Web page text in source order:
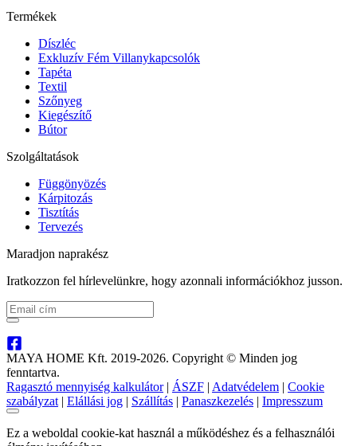
Termékek
Díszléc
Exkluzív Fém Villanykapcsolók
Tapéta
Textil
Szőnyeg
Kiegészítő
Bútor
Szolgáltatások
Függönyözés
Kárpitozás
Tisztítás
Tervezés
Maradjon naprakész
Iratkozzon fel hírlevelünkre, hogy azonnali információkhoz jusson.
MAYA HOME Kft. 2019-2026. Copyright © Minden jog
fenntartva.
Ragasztó mennyiség kalkulátor | ÁSZF | Adatvédelem | Cookie
szabályzat | Elállási jog | Szállítás | Panaszkezelés | Impresszum
Ez a weboldal cookie-kat használ a működéshez és a felhasználói